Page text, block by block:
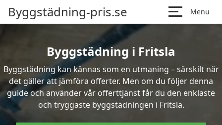
Byggstädning-pris.se Menu
Byggstädning i Fritsla
Byggstädning kan kännas som en utmaning – särskilt när
det gäller att jämföra offerter. Men om du följer denna
guide och använder vår offerttjänst får du den enklaste
och tryggaste byggstädningen i Fritsla.